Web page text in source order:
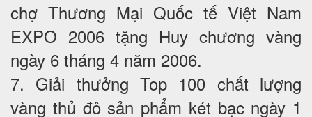
chợ Thương Mại Quốc tế Việt Nam
EXPO 2006 tặng Huy chương vàng
ngày 6 tháng 4 năm 2006.
7. Giải thưởng Top 100 chất lượng
vàng thủ đô sản phẩm két bạc ngày 1